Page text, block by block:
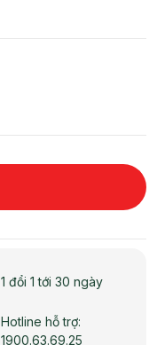
1 đổi 1 tới 30 ngày
Hotline hỗ trợ:
1900.63.69.25